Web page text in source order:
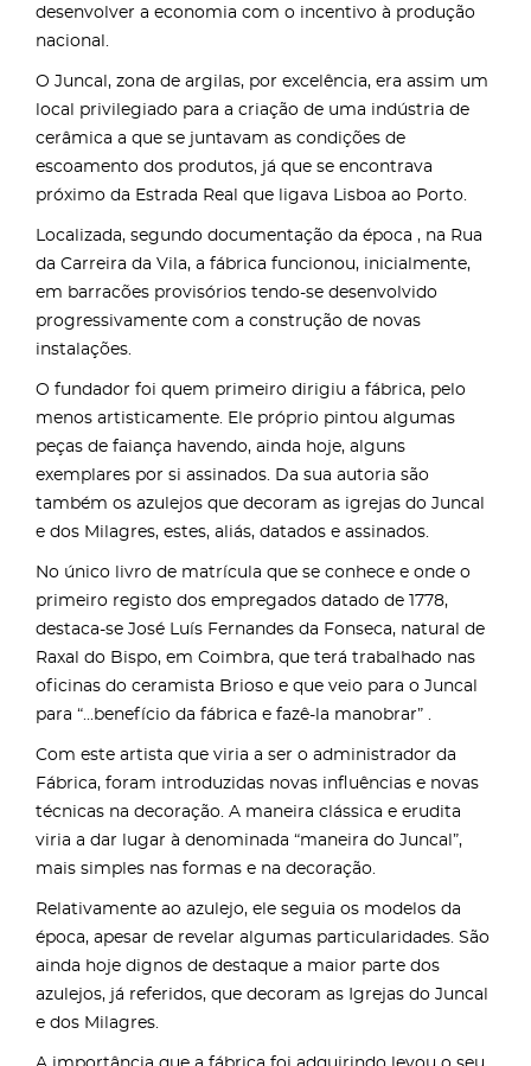
desenvolver a economia com o incentivo à produção
nacional.
O Juncal, zona de argilas, por excelência, era assim um
local privilegiado para a criação de uma indústria de
cerâmica a que se juntavam as condições de
escoamento dos produtos, já que se encontrava
próximo da Estrada Real que ligava Lisboa ao Porto.
Localizada, segundo documentação da época , na Rua
da Carreira da Vila, a fábrica funcionou, inicialmente,
em barracões provisórios tendo-se desenvolvido
progressivamente com a construção de novas
instalações.
O fundador foi quem primeiro dirigiu a fábrica, pelo
menos artisticamente. Ele próprio pintou algumas
peças de faiança havendo, ainda hoje, alguns
exemplares por si assinados. Da sua autoria são
também os azulejos que decoram as igrejas do Juncal
e dos Milagres, estes, aliás, datados e assinados.
No único livro de matrícula que se conhece e onde o
primeiro registo dos empregados datado de 1778,
destaca-se José Luís Fernandes da Fonseca, natural de
Raxal do Bispo, em Coimbra, que terá trabalhado nas
oficinas do ceramista Brioso e que veio para o Juncal
para “...benefício da fábrica e fazê-la manobrar” .
Com este artista que viria a ser o administrador da
Fábrica, foram introduzidas novas influências e novas
técnicas na decoração. A maneira clássica e erudita
viria a dar lugar à denominada “maneira do Juncal”,
mais simples nas formas e na decoração.
Relativamente ao azulejo, ele seguia os modelos da
época, apesar de revelar algumas particularidades. São
ainda hoje dignos de destaque a maior parte dos
azulejos, já referidos, que decoram as Igrejas do Juncal
e dos Milagres.